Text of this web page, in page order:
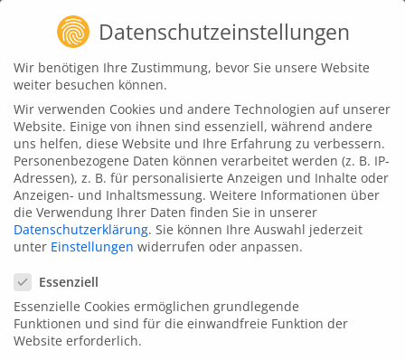
springen
l1nked News
Webdesign – Relaunch für ISC
High Performance
Januar 23, 2025
Datenschutzeinstellungen
Wir benötigen Ihre Zustimmung, bevor Sie unsere Website
weiter besuchen können.
Wir verwenden Cookies und andere Technologien auf unserer
Website. Einige von ihnen sind essenziell, während andere
uns helfen, diese Website und Ihre Erfahrung zu verbessern.
Personenbezogene Daten können verarbeitet werden (z. B. IP-
Adressen), z. B. für personalisierte Anzeigen und Inhalte oder
Anzeigen- und Inhaltsmessung. Weitere Informationen über
die Verwendung Ihrer Daten finden Sie in unserer
Datenschutzerklärung. Sie können Ihre Auswahl jederzeit
unter Einstellungen widerrufen oder anpassen.
Essenziell
Essenzielle Cookies ermöglichen grundlegende
Funktionen und sind für die einwandfreie Funktion der
Website erforderlich.